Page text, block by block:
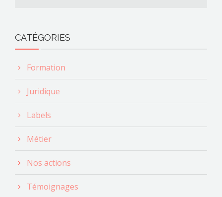
CATÉGORIES
Formation
Juridique
Labels
Métier
Nos actions
Témoignages